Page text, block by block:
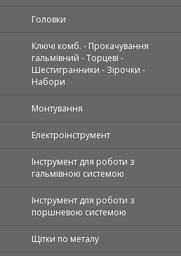
Головки
Ключі комб. - Прокачування
гальмівний - Торцеві -
Шестигранники - Зірочки -
Набори
Монтування
Електроінструмент
Інструмент для роботи з
гальмівною системою
Інструмент для роботи з
поршневою системою
Щітки по металу